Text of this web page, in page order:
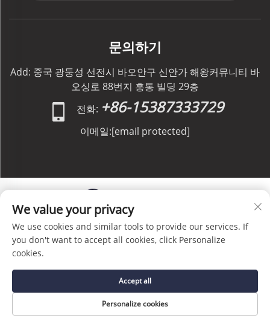
문의하기
Add: 중국 광둥성 선전시 바오안구 신안가 해왕커뮤니티 바
오싱로 88번지 흥통 빌딩 29층
전화: +86-15387333729
이메일:[email protected]
저작권 © C&C GLOBAL Logistics Co., Limited 판권 소
개인정보 처리방침
홈페이지 서비스 이메일 전화번호
We value your privacy
We use cookies and similar tools to provide our services. If
you don't want to accept all cookies, click Personalize
cookies.
Personalize cookies
Accept all